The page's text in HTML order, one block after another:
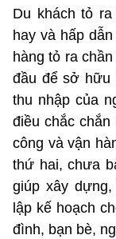
Du khách tỏ
hay và hấp
hàng tỏ ra
đầu để sở hữu
thu nhập của
điều chắc
công và vận
thứ hai, chưa
giúp xây
lập kế hoạch
đình, bạn bè,